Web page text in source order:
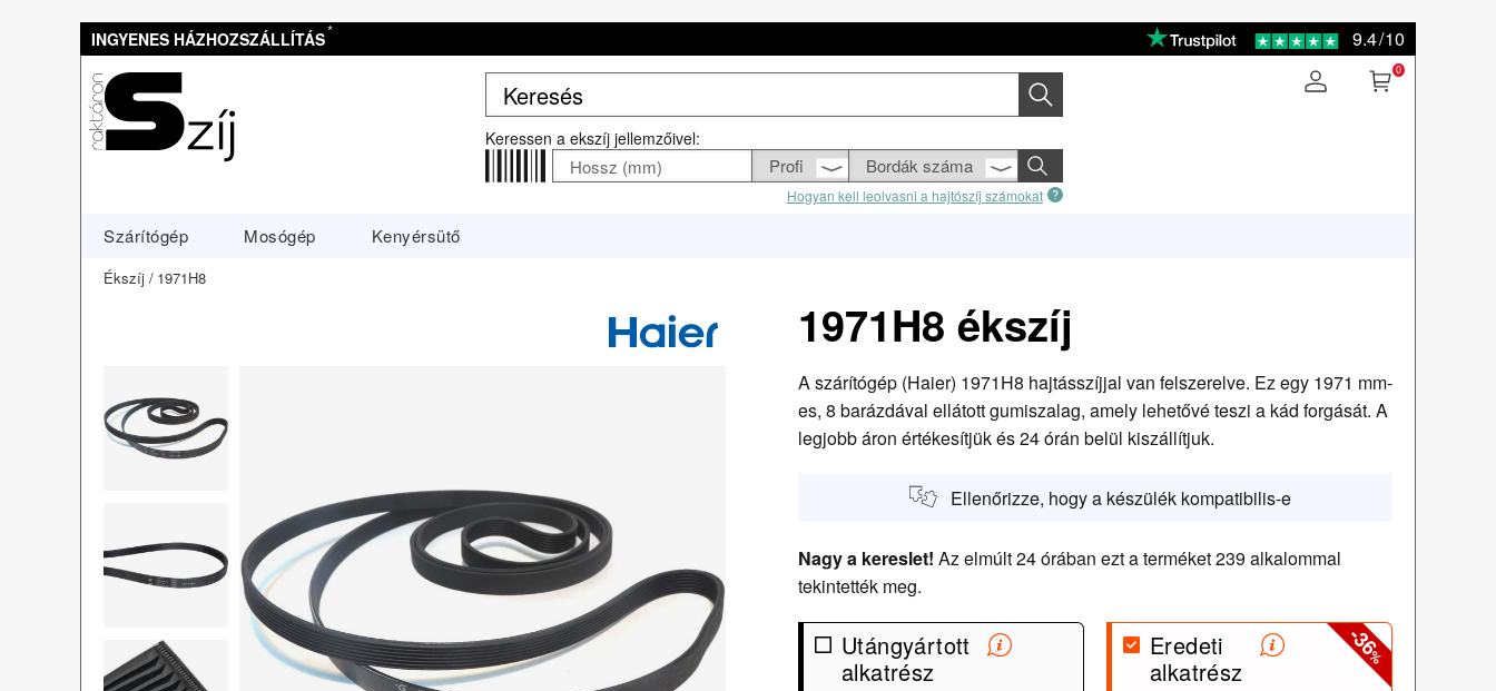
INGYENES HÁZHOZSZÁLLÍTÁS* 9.4/10
Keressen a ekszíj jellemzőivel:
Hogyan kell leolvasni a hajtószíj számokat
0
Szárítógép Mosógép Kenyérsütő
Ékszíj 1971H8
1971H8 ékszíj
A szárítógép (Haier) 1971H8 hajtásszíjjal van felszerelve. Ez egy 1971 mm-
es, 8 barázdával ellátott gumiszalag, amely lehetővé teszi a kád forgását. A
legjobb áron értékesítjük és 24 órán belül kiszállítjuk.
Ellenőrizze, hogy a készülék kompatibilis-e
Nagy a kereslet! Az elmúlt 24 órában ezt a terméket 239 alkalommal
tekintették meg.
Utángyártott
alkatrész
-36
%
Eredeti
alkatrész